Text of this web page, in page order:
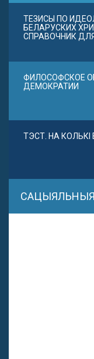
ТЕЗИСЫ ПО
БЕЛАРУСКИХ
СПРАВОЧНИК
ФИЛОСОФСКОЕ
ДЕМОКРАТИИ
ТЭСТ. НА
САЦЫЯЛЬНЫЯ